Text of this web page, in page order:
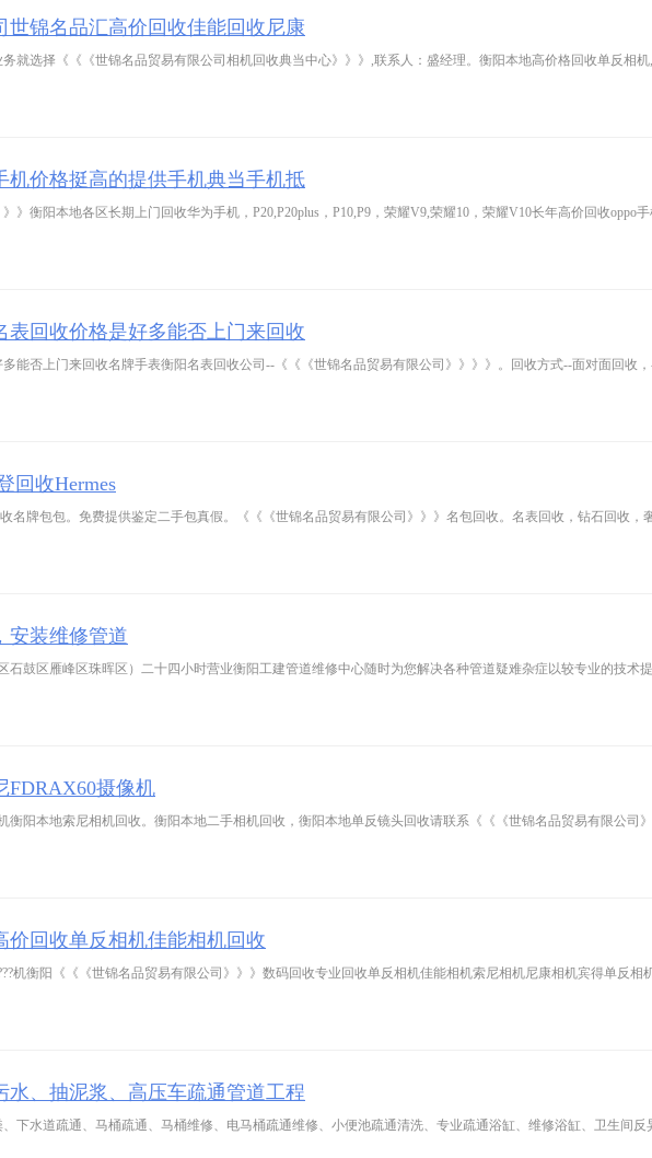
锦名品汇高价回收佳能回收尼康
就选择《《《世锦名品贸易有限公司相机回收典当中心》》》,联系人：盛经理。衡阳本地高价格回收单反相
价格挺高的提供手机典当手机抵
》衡阳本地各区长期上门回收华为手机，P20,P20plus，P10,P9，荣耀V9,荣耀10，荣耀V10长年高价回收oppo
回收价格是好多能否上门来回收
能否上门来回收名牌手表衡阳名表回收公司--《《《世锦名品贸易有限公司》》》》。回收方式--面对面回收
回收Hermes
名牌包包。免费提供鉴定二手包真假。《《《世锦名品贸易有限公司》》》名包回收。名表回收，钻石回收，
安装维修管道
石鼓区雁峰区珠晖区）二十四小时营业衡阳工建管道维修中心随时为您解决各种管道疑难杂症以较专业的技术
FDRAX60摄像机
阳本地索尼相机回收。衡阳本地二手相机回收，衡阳本地单反镜头回收请联系《《《世锦名品贸易有限公司
回收单反相机佳能相机回收
机衡阳《《《世锦名品贸易有限公司》》》数码回收专业回收单反相机佳能相机索尼相机尼康相机宾得单反相
、抽泥浆、高压车疏通管道工程
下水道疏通、马桶疏通、马桶维修、电马桶疏通维修、小便池疏通清洗、专业疏通浴缸、维修浴缸、卫生间反